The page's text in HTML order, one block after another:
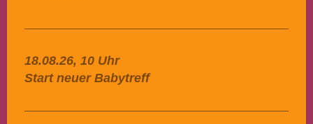
18.08.26, 10 Uhr
Start neuer Babytreff